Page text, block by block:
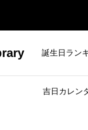
誕生日ラン
吉日カレン